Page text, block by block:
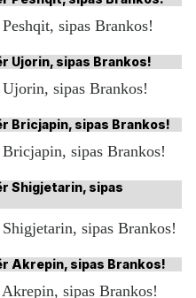
sipas Brankos!
sipas Brankos!
sipas Brankos!
sipas Brankos!
sipas Brankos!